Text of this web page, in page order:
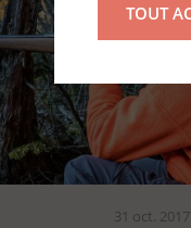
31 oct. 2017
TOUT